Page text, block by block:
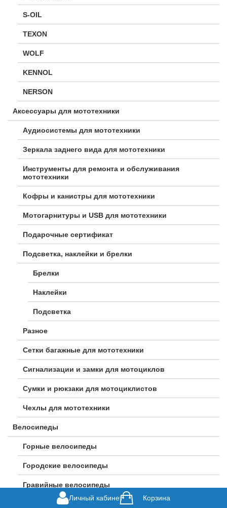
S-OIL
TEXON
WOLF
KENNOL
NERSON
Аксессуары для мототехники
Аудиосистемы для мототехники
Зеркала заднего вида для мототехники
Инструменты для ремонта и обслуживания
мототехники
Кофры и канистры для мототехники
Мотогарнитуры и USB для мототехники
Подарочные сертификат
Подсветка, наклейки и брелки
Брелки
Наклейки
Подсветка
Разное
Сетки багажные для мототехники
Сигнализации и замки для мотоциклов
Сумки и рюкзаки для мотоциклистов
Чехлы для мототехники
Велосипеды
Горные велосипеды
Городские велосипеды
Гравийные велосипеды
Детские велосипеды
Личный кабинет Корзина